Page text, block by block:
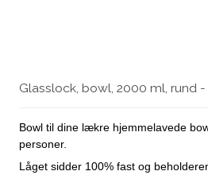
Glasslock, bowl, 2000 ml, rund -
Bowl til dine lækre hjemmelavede
personer.
Låget sidder 100% fast og